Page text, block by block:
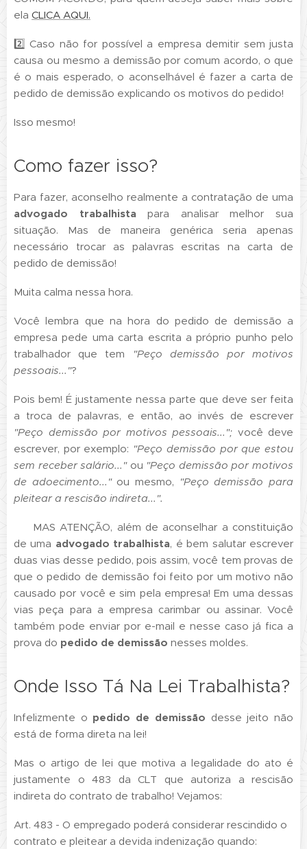
ela CLICA AQUI.
2️⃣ Caso não for possível a empresa demitir sem justa
causa ou mesmo a demissão por comum acordo, o que
é o mais esperado, o aconselhável é fazer a carta de
pedido de demissão explicando os motivos do pedido!
Isso mesmo!
Como fazer isso?
Para fazer, aconselho realmente a contratação de uma
advogado trabalhista para analisar melhor sua
situação. Mas de maneira genérica seria apenas
necessário trocar as palavras escritas na carta de
pedido de demissão!
Muita calma nessa hora.
Você lembra que na hora do pedido de demissão a
empresa pede uma carta escrita a próprio punho pelo
trabalhador que tem
"Peço demissão por motivos
pessoais..."?
Pois bem! É justamente nessa parte que deve ser feita
a troca de palavras, e então, ao invés de escrever
"Peço demissão por motivos pessoais..."; você deve
escrever, por exemplo: "Peço demissão por que estou
sem receber salário..."ou "Peço demissão por motivos
de adoecimento..."ou mesmo, "Peço demissão para
pleitear a rescisão indireta...".
MAS ATENÇÃO, além de aconselhar a constituição
de uma advogado trabalhista, é bem salutar escrever
duas vias desse pedido, pois assim, você tem provas de
que o pedido de demissão foi feito por um motivo não
causado por você e sim pela empresa! Em uma dessas
vias peça para a empresa carimbar ou assinar. Você
também pode enviar por e-mail e nesse caso já fica a
prova do pedido de demissão nesses moldes.
Onde Isso Tá Na Lei Trabalhista?
Infelizmente o pedido de demissão desse jeito não
está de forma direta na lei!
Mas o artigo de lei que motiva a legalidade do ato é
justamente o 483 da CLT que autoriza a rescisão
indireta do contrato de trabalho! Vejamos:
Art. 483 - O empregado poderá considerar rescindido o
contrato e pleitear a devida indenização quando: